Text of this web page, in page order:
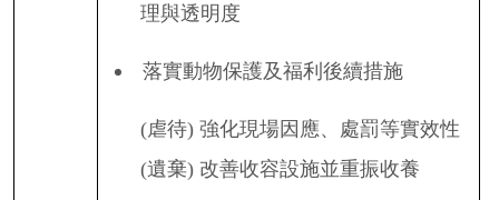
理與透明度
落實動物保護及福利後續措施
(虐待)強化現場因應、處罰等實效性
(遺棄) 改善收容設施並重振收養